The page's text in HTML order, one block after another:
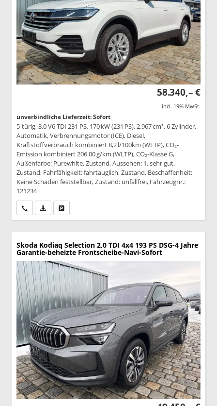
58.340,– €
incl. 19% MwSt.
unverbindliche Lieferzeit: Sofort
5-türig, 3.0 V6 TDI 231 PS, 170 kW (231 PS), 2.967 cm³, 6 Zylinder,
Automatik, Verbrennungsmotor (ICE), Diesel,
Kraftstoffverbrauch kombiniert 8,2 l/100km (WLTP), CO₂-
Emission kombiniert 206.00 g/km (WLTP), CO₂-Klasse G,
Außenfarbe: Purewhite, Zustand, Aussehen: 1, sehr gut,
Zustand, Fahrfähigkeit: fahrtauglich, Zustand, Beschaffenheit:
Keine Schäden feststellbar, Zustand: unfallfrei, Fahrzeugnr.:
121234
Wir rufen Sie anPDF-Datei, Fahrzeugexposé drucken
Skoda Kodiaq Selection 2,0 TDI 4x4 193 PS DSG-4 Jahre
Garantie-beheizte Frontscheibe-Navi-Sofort